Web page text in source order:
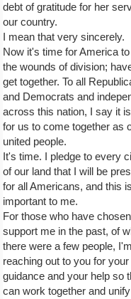
debt of gratitude for her
our country.
I mean that very sincerely.
Now it's time for America
the wounds of division;
get together. To all
and Democrats and
across this nation, I say it
for us to come together as
united people.
It's time. I pledge to every
of our land that I will be
for all Americans, and this
important to me.
For those who have
support me in the past, of
there were a few people, I'm
reaching out to you for your
guidance and your help so
can work together and